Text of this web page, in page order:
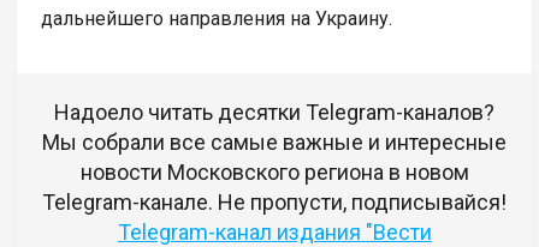
дальнейшего направления на Украину.
Надоело читать десятки Telegram-каналов?
Мы собрали все самые важные и интересные
новости Московского региона в новом
Telegram-канале. Не пропусти, подписывайся!
Telegram-канал издания "Вести